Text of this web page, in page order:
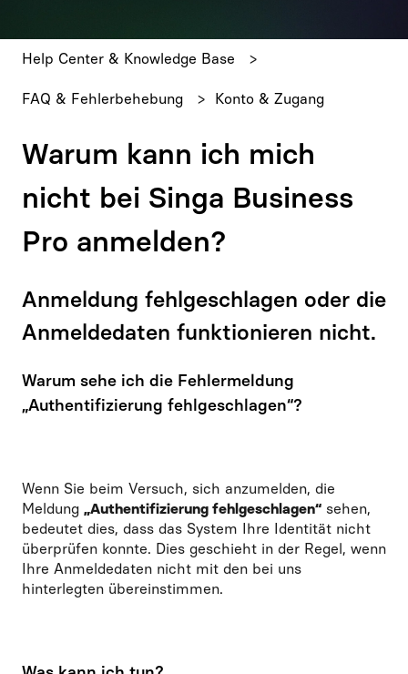
Help Center & Knowledge Base
FAQ & Fehlerbehebung Konto & Zugang
Warum kann ich mich
nicht bei Singa Business
Pro anmelden?
Anmeldung fehlgeschlagen oder die
Anmeldedaten funktionieren nicht.
Warum sehe ich die Fehlermeldung
„Authentifizierung fehlgeschlagen“?
Wenn Sie beim Versuch, sich anzumelden, die
Meldung „Authentifizierung fehlgeschlagen“ sehen,
bedeutet dies, dass das System Ihre Identität nicht
überprüfen konnte. Dies geschieht in der Regel, wenn
Ihre Anmeldedaten nicht mit den bei uns
hinterlegten übereinstimmen.